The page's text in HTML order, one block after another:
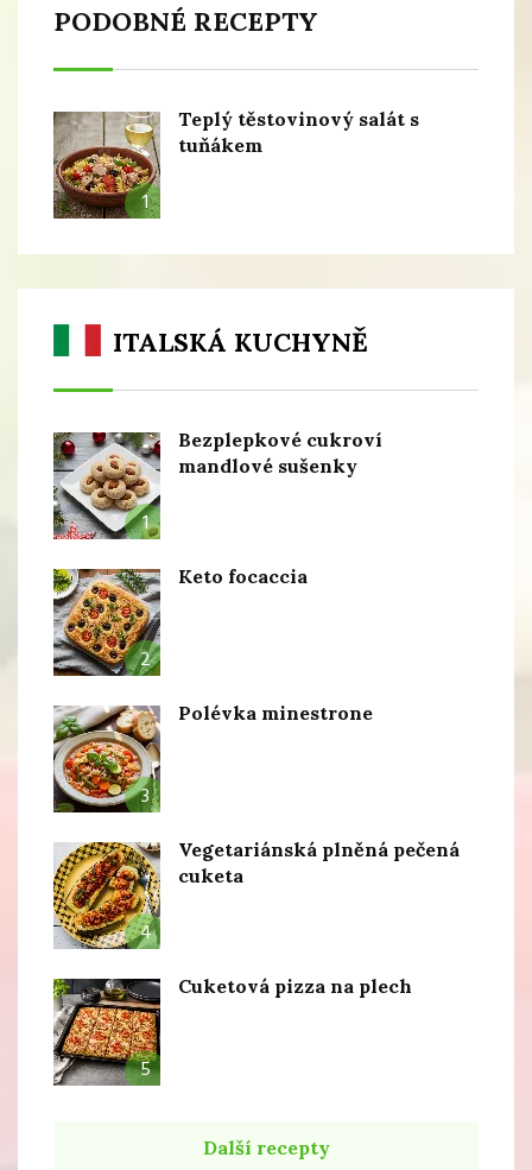
PODOBNÉ RECEPTY
1
Teplý těstovinový salát s
tuňákem
ITALSKÁ KUCHYNĚ
1
Bezplepkové cukroví
mandlové sušenky
2
Keto focaccia
3
Polévka minestrone
4
Vegetariánská plněná pečená
cuketa
5
Cuketová pizza na plech
Další recepty